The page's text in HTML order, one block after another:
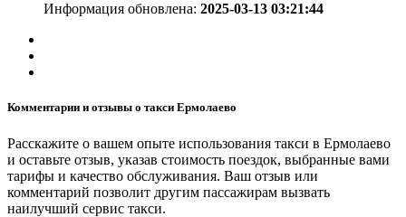
Информация обновлена: 2025-03-13 03:21:44
Комментарии и отзывы о такси Ермолаево
Расскажите о вашем опыте использования такси в Ермолаево
и оставьте отзыв, указав стоимость поездок, выбранные вами
тарифы и качество обслуживания. Ваш отзыв или
комментарий позволит другим пассажирам вызвать
наилучший сервис такси.